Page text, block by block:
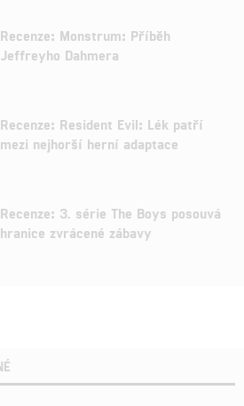
Recenze: Monstrum: Příběh
Jeffreyho Dahmera
Recenze: Resident Evil: Lék patří
mezi nejhorší herní adaptace
Recenze: 3. série The Boys posouvá
hranice zvrácené zábavy